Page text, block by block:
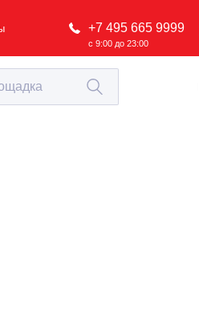
+7 495 665 9999
с 9:00 до 23:00